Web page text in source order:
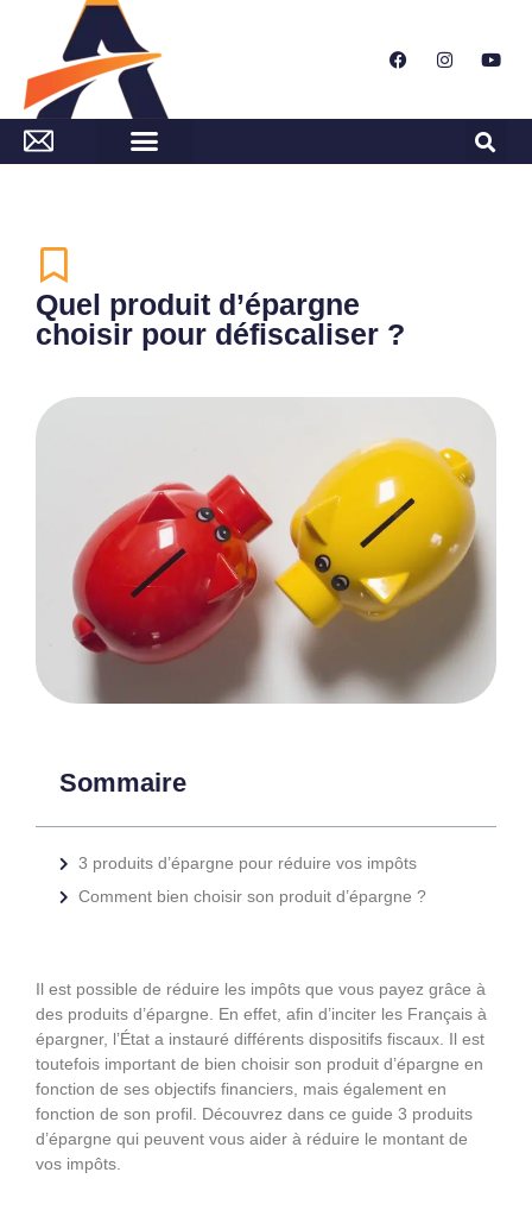
Quel produit d’épargne
choisir pour défiscaliser ?
Sommaire
3 produits d’épargne pour réduire vos impôts
Comment bien choisir son produit d’épargne ?
Il est possible de réduire les impôts que vous payez grâce à
des produits d’épargne. En effet, afin d’inciter les Français à
épargner, l’État a instauré différents dispositifs fiscaux. Il est
toutefois important de bien choisir son produit d’épargne en
fonction de ses objectifs financiers, mais également en
fonction de son profil. Découvrez dans ce guide 3 produits
d’épargne qui peuvent vous aider à réduire le montant de
vos impôts.